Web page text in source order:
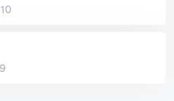
10
9